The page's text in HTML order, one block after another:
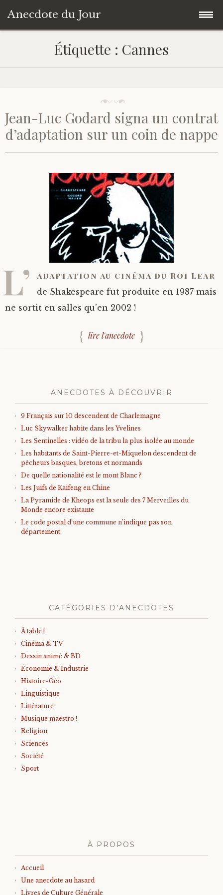
Anecdote du Jour
contenu
Livres de Culture Générale
À propos
Étiquette : Cannes
Jean-Luc Godard signa un contrat
d’adaptation sur un coin de nappe
L’ adaptation au cinéma du Roi Lear
de Shakespeare fut produite en 1987 mais
ne sortit en salles qu’en 2002 !
lire l'anecdote
ANECDOTES À DÉCOUVRIR
9 Français sur 10 descendent de Charlemagne
Luc Skywalker habite dans les Yvelines
Les Sentinelles : vidéo de la tribu la plus isolée au monde
Les habitants de Saint-Pierre-et-Miquelon descendent de
pêcheurs basques, bretons et normands
De quelle nationalité est le mont Blanc ?
Les Juifs de Kaifeng en Chine
La Pyramide de Kheops est la seule des 7 Merveilles du
Monde encore existante
Le code postal d’une commune n’indique pas son
département
CATÉGORIES D’ANECDOTES
À table !
Cinéma & TV
Dessin animé & BD
Économie & Industrie
Histoire-Géo
Linguistique
Littérature
Musique maestro !
Religion
Sciences
Société
Sport
À PROPOS
Accueil
Une anecdote au hasard
Livres de Culture Générale